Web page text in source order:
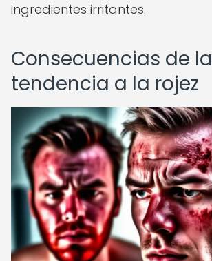
ingredientes irritantes.
Consecuencias de
tendencia a la rojez